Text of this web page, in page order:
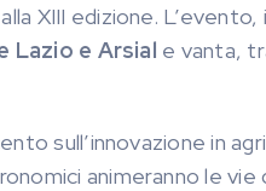
XIII edizione.
Lazio e Arsial e vanta,
sull’innovazione in
animeranno le